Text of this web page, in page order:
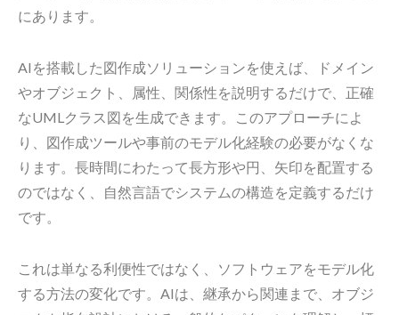
にあります。
AIを搭載した図作成ソリューションを使えば、ドメイン
やオブジェクト、属性、関係性を説明するだけで、正確
なUMLクラス図を生成できます。このアプローチによ
り、図作成ツールや事前のモデル化経験の必要がなくな
ります。長時間にわたって長方形や円、矢印を配置する
のではなく、自然言語でシステムの構造を定義するだけ
です。
これは単なる利便性ではなく、ソフトウェアをモデル化
する方法の変化です。AIは、継承から関連まで、オブジ